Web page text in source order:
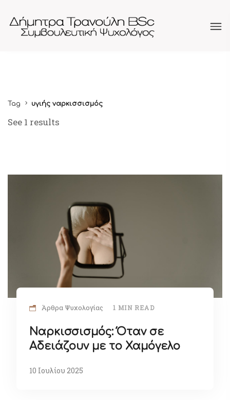
Tag υγιής ναρκισσισμός
See 1 results
Άρθρα Ψυχολογίας 1 MIN READ
Ναρκισσισμός: Όταν σε
Αδειάζουν με το Χαμόγελο
10 Ιουλίου 2025